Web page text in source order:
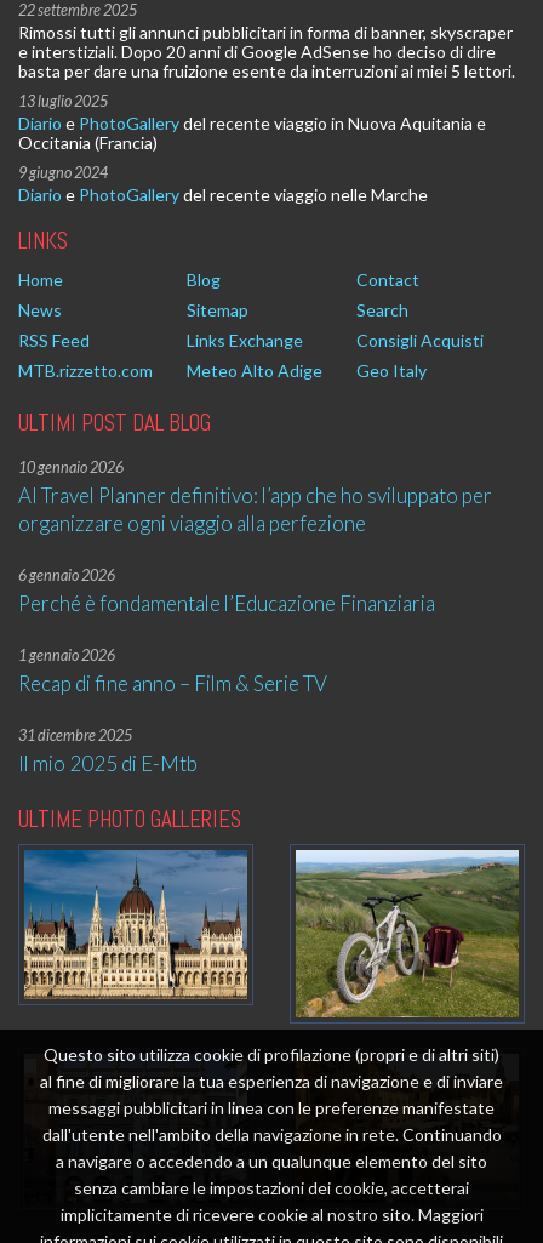
22 settembre 2025
Rimossi tutti gli annunci pubblicitari in forma di banner, skyscraper
e interstiziali. Dopo 20 anni di Google AdSense ho deciso di dire
basta per dare una fruizione esente da interruzioni ai miei 5 lettori.
13 luglio 2025
Diario e PhotoGallerydel recente viaggio in Nuova Aquitania e
Occitania (Francia)
9 giugno 2024
Diario e PhotoGallerydel recente viaggio nelle Marche
LINKS
Home Blog
Contact
News
Sitemap
Search
RSS Feed
Links Exchange
Consigli Acquisti
MTB.rizzetto.com
Meteo Alto Adige Geo Italy
ULTIMI POST DAL BLOG
10 gennaio 2026
AI Travel Planner definitivo: l’app che ho sviluppato per
organizzare ogni viaggio alla perfezione
6 gennaio 2026
Perché è fondamentale l’Educazione Finanziaria
1 gennaio 2026
Recap di fine anno – Film & Serie TV
31 dicembre 2025
Il mio 2025 di E-Mtb
ULTIME PHOTO GALLERIES
Questo sito utilizza cookie di profilazione (propri e di altri siti)
al fine di migliorare la tua esperienza di navigazione e di inviare
messaggi pubblicitari in linea con le preferenze manifestate
dall'utente nell'ambito della navigazione in rete. Continuando
a navigare o accedendo a un qualunque elemento del sito
senza cambiare le impostazioni dei cookie, accetterai
implicitamente di ricevere cookie al nostro sito. Maggiori